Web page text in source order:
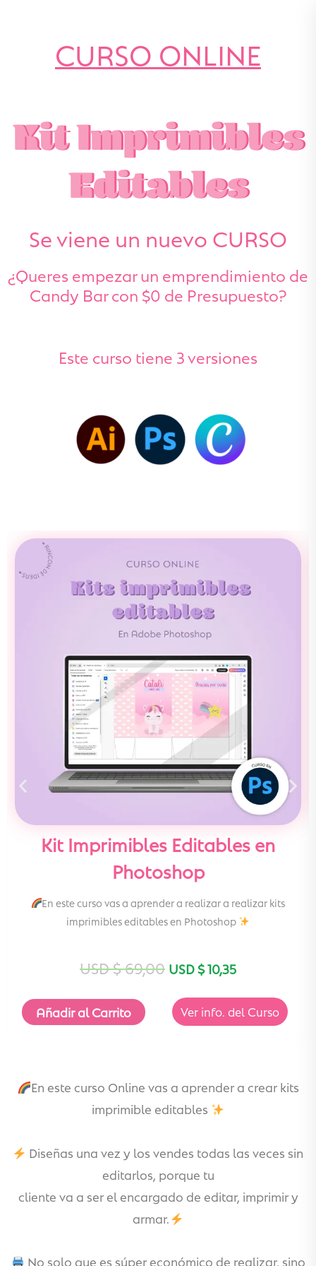
CURSO ONLINE
Kit Imprimibles
Editables
Se viene un nuevo CURSO
¿Queres empezar un emprendimiento de
Candy Bar con $0 de Presupuesto?
Este curso tiene 3 versiones
Kit Imprimibles Editables en
Photoshop
En este curso vas a aprender a realizar a realizar kits
imprimibles editables en Photoshop
USD $69,00 USD $10,35
Añadir al Carrito Ver info. del Curso
En este curso Online vas a aprender a crear kits
imprimible editables
Diseñas una vez y los vendes todas las veces sin
editarlos, porque tu
cliente va a ser el encargado de editar, imprimir y
armar.
No solo que es súper económico de realizar, sino